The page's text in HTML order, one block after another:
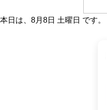
本日は、 8月8日 土曜日 です。